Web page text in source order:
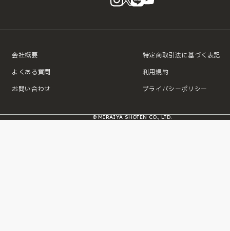
会社概要
よくある質問
お問い合わせ
特定商取引法に基づく表記
利用規約
プライバシーポリシー
© MIRAIYA SHOTEN CO., LTD.